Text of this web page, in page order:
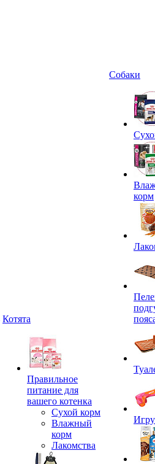
Котята
Правильное
питание для
вашего котенка
Сухой корм
Влажный
корм
Лакомства
Собаки
корм